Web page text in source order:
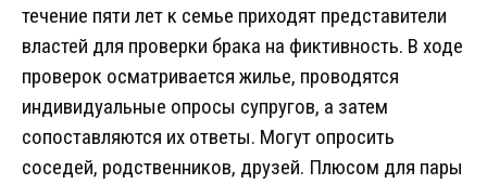
течение пяти лет к семье приходят представители
властей для проверки брака на фиктивность. В ходе
проверок осматривается жилье, проводятся
индивидуальные опросы супругов, а затем
сопоставляются их ответы. Могут опросить
соседей, родственников, друзей. Плюсом для пары